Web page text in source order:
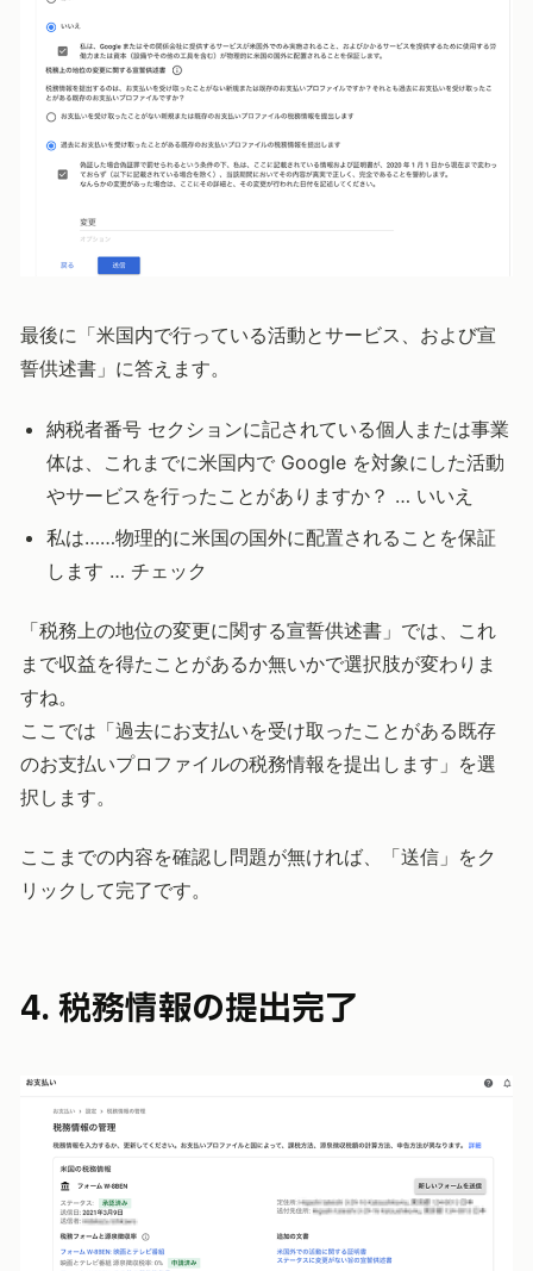
最後に「米国内で行っている活動とサービス、および宣
誓供述書」に答えます。
納税者番号 セクションに記されている個人または事業
体は、これまでに米国内で Google を対象にした活動
やサービスを行ったことがありますか？ … いいえ
私は……物理的に米国の国外に配置されることを保証
します … チェック
「税務上の地位の変更に関する宣誓供述書」では、これ
まで収益を得たことがあるか無いかで選択肢が変わりま
すね。
ここでは「過去にお支払いを受け取ったことがある既存
のお支払いプロファイルの税務情報を提出します」を選
択します。
ここまでの内容を確認し問題が無ければ、「送信」をク
リックして完了です。
4. 税務情報の提出完了